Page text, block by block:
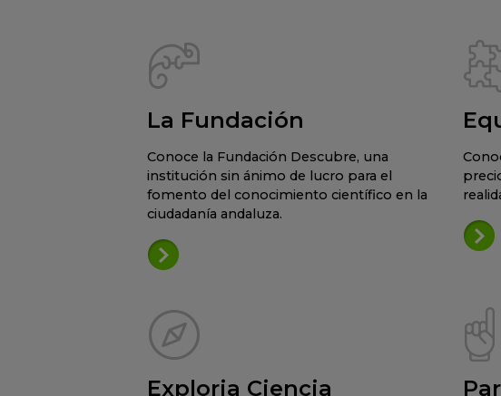
La Fundación
Conoce la Fundación Descubre, una
institución sin ánimo de lucro para el
fomento del conocimiento científico en la
ciudadanía andaluza.
Exploria Ciencia